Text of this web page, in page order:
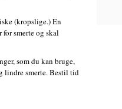
(kropslige.) En
smerte og skal
som du kan bruge,
lindre smerte. Bestil tid